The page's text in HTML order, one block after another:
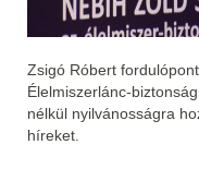
Zsigó Róbert
Élelmiszerlánc-
nélkül nyilvánosságra
híreket.